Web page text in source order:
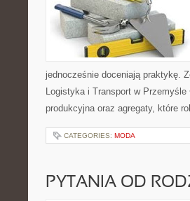
jednocześnie doceniają praktykę.
Logistyka i Transport w
produkcyjna oraz agregaty, które
CATEGORIES: MODA
PYTANIA OD